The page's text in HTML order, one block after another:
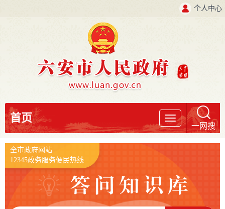
个人中心
导
航
首页
一网搜
全市政府网站
12345政务服务便民热线